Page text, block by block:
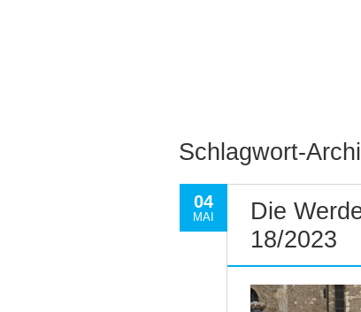
Schlagwort-
04
MAI
Die
18/2023